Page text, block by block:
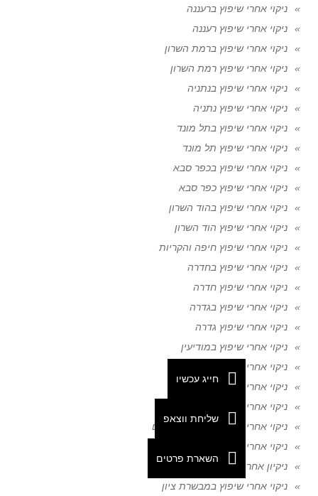
ניקוי אחרי שיפוץ ברעננה
ניקוי אחרי שיפוץ רעננה
ניקוי אחרי שיפוץ ברמת השרון
ניקוי אחרי שיפוץ רמת השרון
ניקוי אחרי שיפוץ בנתניה
ניקוי אחרי שיפוץ נתניה
ניקוי אחרי שיפוץ בתל מונד
ניקוי אחרי שיפוץ תל מונד
ניקוי אחרי שיפוץ בכפר סבא
ניקוי אחרי שיפוץ כפר סבא
ניקוי אחרי שיפוץ בהוד השרון
ניקוי אחרי שיפוץ הוד השרון
ניקוי אחרי שיפוץ חיפה והקריות
ניקוי אחרי שיפוץ בחדרה
ניקוי אחרי שיפוץ חדרה
ניקוי אחרי שיפוץ בגדרה
ניקוי אחרי שיפוץ גדרה
ניקוי אחרי שיפוץ במודיעין
ניקוי אחרי שיפוץ מודיעין
ניקוי אחרי שיפוץ בשוהם
ניקוי אחרי שיפוץ שוהם
ניקוי אחרי שיפוץ במעלה אדומים
ניקוי אחרי שיפוץ מעלה אדומים
ניקיון אחרי שיפוץ בחיפה
ניקוי אחרי שיפוץ במבשרת ציון
חייג עכשיו
שליחת ווצאפ
השארת פרטים